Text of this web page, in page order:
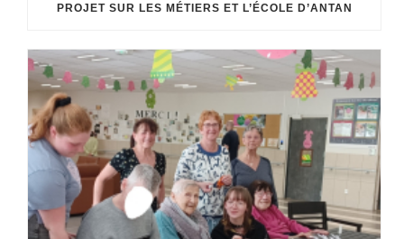
PROJET SUR LES MÉTIERS ET L’ÉCOLE D’ANTAN